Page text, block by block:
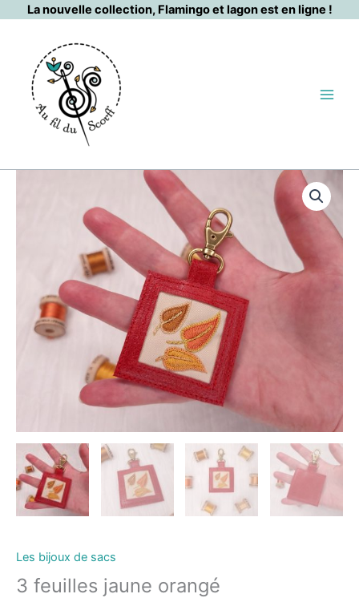
La nouvelle collection, Flamingo et lagon est en ligne !
Les bijoux de sacs
3 feuilles jaune orangé